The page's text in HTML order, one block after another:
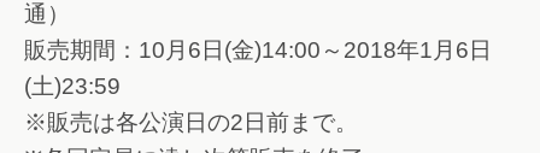
通）
販売期間：10月6日(金)14:00～2018年1月6日
(土)23:59
※販売は各公演日の2日前まで。